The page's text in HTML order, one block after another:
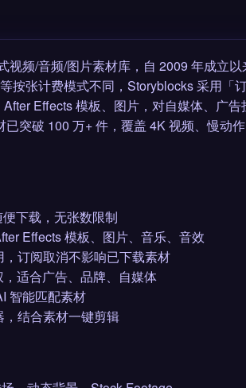
视频/音频/图片素材库，自 2009 年成立
按张计费模式不同，Storyblocks 采用「
Effects 模板、图片，对自媒体、广告
突破 100 万+ 件，覆盖 4K 视频、慢动
下载，无张数限制
Effects 模板、图片、音乐、音效
订阅取消不影响已下载素材
适合广告、品牌、自媒体
智能匹配素材
结合素材一键剪辑